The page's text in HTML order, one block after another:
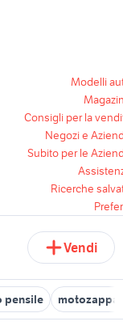
Modelli
Consigli per la
Negozi e
Subito per le
Ricerche
Vendi
pensile motozappa